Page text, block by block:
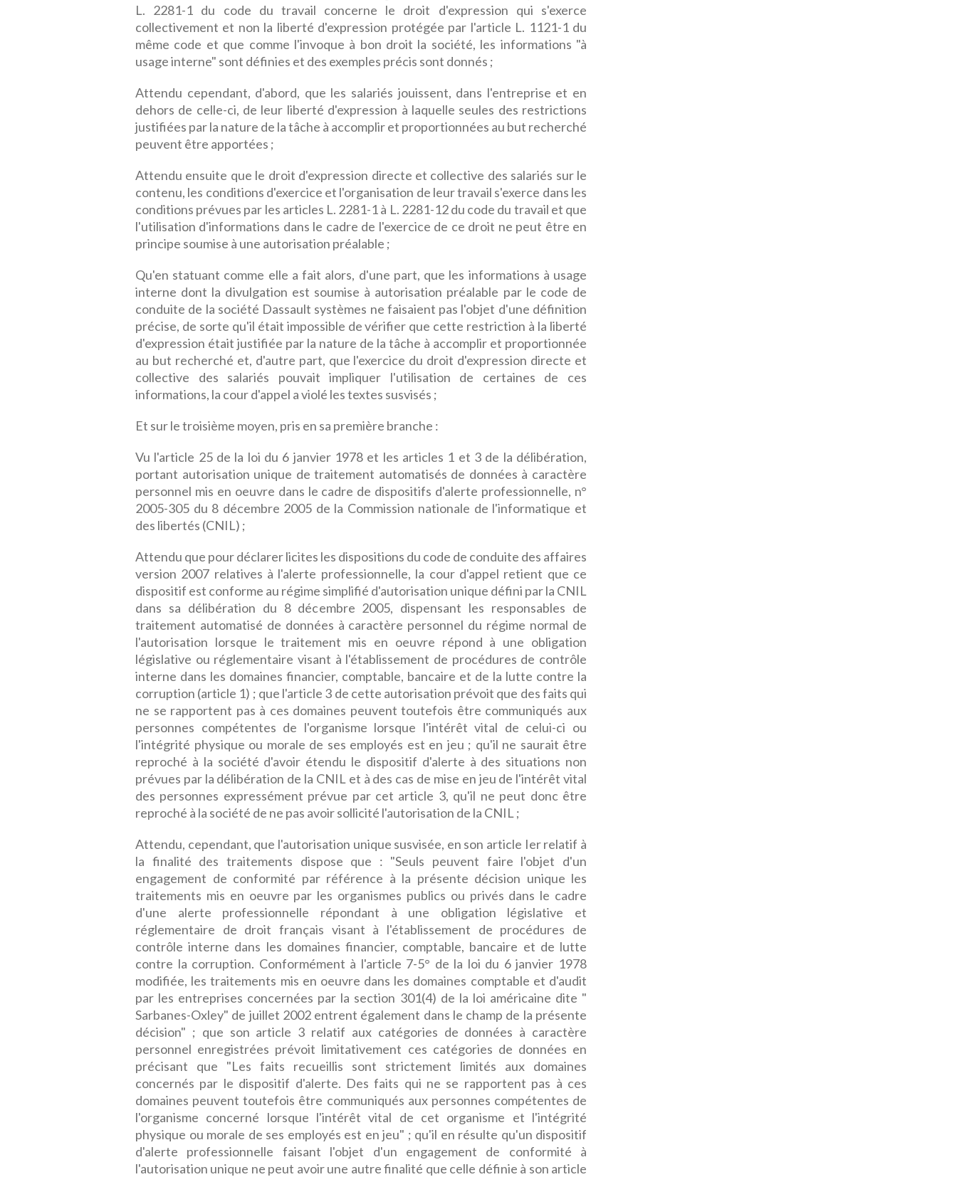
L. 2281-1 du code du travail concerne le droit d'expression qui s'exerce
collectivement et non la liberté d'expression protégée par l'article L. 1121-1 du
même code et que comme l'invoque à bon droit la société, les informations "à
usage interne" sont définies et des exemples précis sont donnés ;
Attendu cependant, d'abord, que les salariés jouissent, dans l'entreprise et en
dehors de celle-ci, de leur liberté d'expression à laquelle seules des restrictions
justifiées par la nature de la tâche à accomplir et proportionnées au but recherché
peuvent être apportées ;
Attendu ensuite que le droit d'expression directe et collective des salariés sur le
contenu, les conditions d'exercice et l'organisation de leur travail s'exerce dans les
conditions prévues par les articles L. 2281-1 à L. 2281-12 du code du travail et que
l'utilisation d'informations dans le cadre de l'exercice de ce droit ne peut être en
principe soumise à une autorisation préalable ;
Qu'en statuant comme elle a fait alors, d'une part, que les informations à usage
interne dont la divulgation est soumise à autorisation préalable par le code de
conduite de la société Dassault systèmes ne faisaient pas l'objet d'une définition
précise, de sorte qu'il était impossible de vérifier que cette restriction à la liberté
d'expression était justifiée par la nature de la tâche à accomplir et proportionnée
au but recherché et, d'autre part, que l'exercice du droit d'expression directe et
collective des salariés pouvait impliquer l'utilisation de certaines de ces
informations, la cour d'appel a violé les textes susvisés ;
Et sur le troisième moyen, pris en sa première branche :
Vu l'article 25 de la loi du 6 janvier 1978 et les articles 1 et 3 de la délibération,
portant autorisation unique de traitement automatisés de données à caractère
personnel mis en oeuvre dans le cadre de dispositifs d'alerte professionnelle, n°
2005-305 du 8 décembre 2005 de la Commission nationale de l'informatique et
des libertés (CNIL) ;
Attendu que pour déclarer licites les dispositions du code de conduite des affaires
version 2007 relatives à l'alerte professionnelle, la cour d'appel retient que ce
dispositif est conforme au régime simplifié d'autorisation unique défini par la CNIL
dans sa délibération du 8 décembre 2005, dispensant les responsables de
traitement automatisé de données à caractère personnel du régime normal de
l'autorisation lorsque le traitement mis en oeuvre répond à une obligation
législative ou réglementaire visant à l'établissement de procédures de contrôle
interne dans les domaines financier, comptable, bancaire et de la lutte contre la
corruption (article 1) ; que l'article 3 de cette autorisation prévoit que des faits qui
ne se rapportent pas à ces domaines peuvent toutefois être communiqués aux
personnes compétentes de l'organisme lorsque l'intérêt vital de celui-ci ou
l'intégrité physique ou morale de ses employés est en jeu ; qu'il ne saurait être
reproché à la société d'avoir étendu le dispositif d'alerte à des situations non
prévues par la délibération de la CNIL et à des cas de mise en jeu de l'intérêt vital
des personnes expressément prévue par cet article 3, qu'il ne peut donc être
reproché à la société de ne pas avoir sollicité l'autorisation de la CNIL ;
Attendu, cependant, que l'autorisation unique susvisée, en son article Ier relatif à
la finalité des traitements dispose que : "Seuls peuvent faire l'objet d'un
engagement de conformité par référence à la présente décision unique les
traitements mis en oeuvre par les organismes publics ou privés dans le cadre
d'une alerte professionnelle répondant à une obligation législative et
réglementaire de droit français visant à l'établissement de procédures de
contrôle interne dans les domaines financier, comptable, bancaire et de lutte
contre la corruption. Conformément à l'article 7-5° de la loi du 6 janvier 1978
modifiée, les traitements mis en oeuvre dans les domaines comptable et d'audit
par les entreprises concernées par la section 301(4) de la loi américaine dite "
Sarbanes-Oxley" de juillet 2002 entrent également dans le champ de la présente
décision" ; que son article 3 relatif aux catégories de données à caractère
personnel enregistrées prévoit limitativement ces catégories de données en
précisant que "Les faits recueillis sont strictement limités aux domaines
concernés par le dispositif d'alerte. Des faits qui ne se rapportent pas à ces
domaines peuvent toutefois être communiqués aux personnes compétentes de
l'organisme concerné lorsque l'intérêt vital de cet organisme et l'intégrité
physique ou morale de ses employés est en jeu" ; qu'il en résulte qu'un dispositif
d'alerte professionnelle faisant l'objet d'un engagement de conformité à
l'autorisation unique ne peut avoir une autre finalité que celle définie à son article